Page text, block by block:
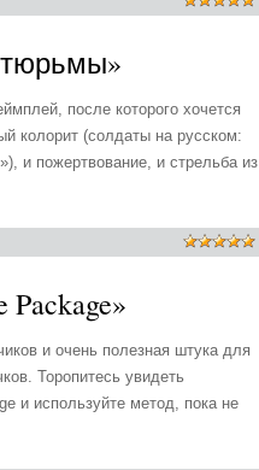
тюрьмы»
после которого хочется
колорит (солдаты на русском:
и пожертвование, и стрельба из
и очень полезная штука для
Торопитесь увидеть
и используйте метод, пока не